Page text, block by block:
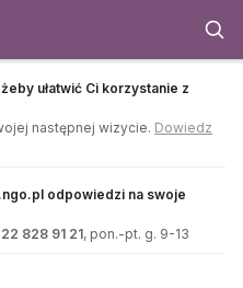
ułatwić Ci korzystanie z
następnej wizycie. Dowiedz
odpowiedzi na swoje
22 828 91 21, pon.-pt. g. 9-13